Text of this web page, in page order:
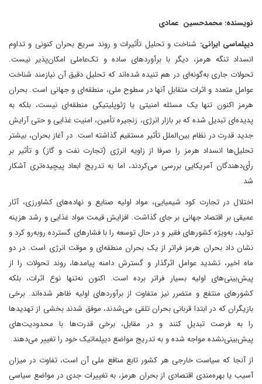
نویسنده: محمد‌حسین عمادی
دیپلماسی ایرانی: شناخت و تحلیل تأثیرات و روند سریع بحران کنونی و تداوم
انسداد تنگه هرمز، دیگر با برآوردهای ساده و تک‌عاملی امکان‌پذیر نیست.
تحولات جاری به‌گونه‌ای در هم‌ تنیده شده‌اند که تحلیل دقیق آن نیازمند شناخت
عوامل متعدد و اثرات متقابل آنها در سطوح ملی، منطقه‌ای و جهانی است. بحران
هرمز اکنون تنها یک مسئله امنیتی یا ژئوپلیتیکی منطقه‌ای نیست، بلکه به
پدیده‌ای تبدیل شده که بر بازار انرژی، زنجیره تأمین، امنیت غذایی و حتی آرایش
جدید قدرت در نظام بین‌الملل تأثیر مستقیم گذاشته است. در آغاز بحران، بیشتر
تحلیل‌ها انسداد هرمز را صرفا از زاویه انرژی (تجارت نفت و گاز) و تأثیر بر
رأی‌دهندگان آمریکایی بررسی می‌کردند، اما به‌ تدریج ابعاد پیچیده‌تری آشکار
شد.
اختلال در تجارت کود شیمیایی، مواد اولیه صنایع و نهاده‌های کشاورزی، آثار
عمیقی بر اقتصاد جهانی بر جای گذاشت. افزایش قیمت مواد غذایی و رشد هزینه
تولید، به‌ویژه کشورهای فقیر و در حال توسعه را با فشارهای گسترده روبه‌رو کرد و
نشان داد بحران هرمز فراتر از یک بحران منطقه‌ای و موقت انرژی است. در دو
ماه اخیر، تشدید عوامل اثرگذار و گسترش دامنه پیامدها، روند تحولات را از
پیش‌بینی‌های اولیه بسیار فراتر برده است. اکنون نه‌تنها نوع اثرات، بلکه
کشورهای منتفع و متضرر نیز متفاوت از برآوردهای اولیه ظاهر شده‌اند. برخی
بازیگران که در ابتدا قربانی بحران تلقی می‌شدند، موفق شدند بخشی از تهدیدها
را به فرصت تبدیل کنند و در مقابل، برخی قدرت‌ها با محدودیت‌های
پیش‌بینی‌نشده مواجه شده و به تدریج مواضع دیپلماتیک خود را تغییر می‌دهند.
از آنجا که سیاست خارجی هر کشور تابع منافع ملی آن است، تفاوت در میزان
آسیب یا بهره‌مندی اقتصادی از بحران هرمز، به تغییرات جدی در مواضع سیاسی